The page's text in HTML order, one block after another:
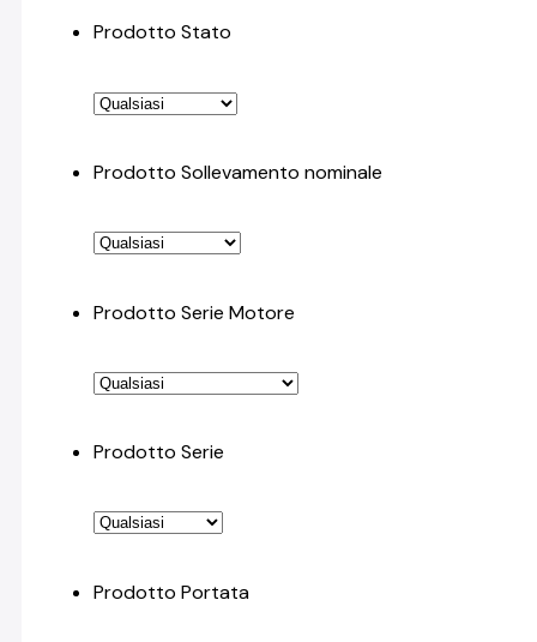
Prodotto Stato
Prodotto Sollevamento nominale
Prodotto Serie Motore
Prodotto Serie
Prodotto Portata